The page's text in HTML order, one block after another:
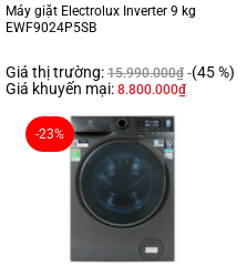
Máy giặt Electrolux Inverter 9 kg
EWF9024P5SB
Giá thị trường: 15.990.000₫ (45 %)
Giá khuyến mại: 8.800.000₫
-23%